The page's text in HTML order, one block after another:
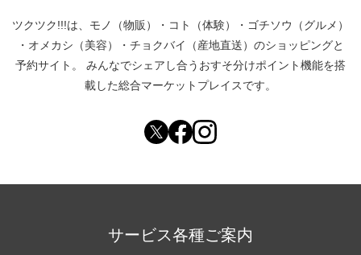
ツクツク!!!は、 モノ（物販） ・ コト（体験） ・ ゴチソウ（グルメ）
・ オメカシ（美容） ・ チョクバイ（産地直送） のショッピングと
予約サイト。
みんなでシェアし合う おすそ分けポイント機能を搭
載した総合マーケットプレイスです。
サービス各種ご案内